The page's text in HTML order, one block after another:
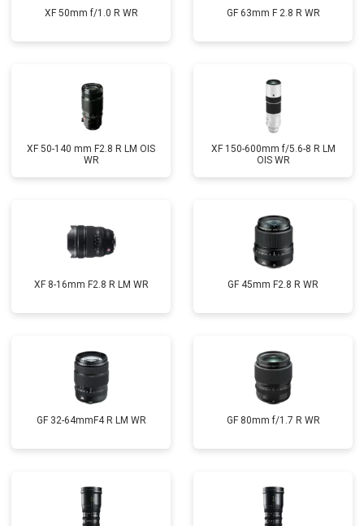
XF 50mm f/1.0 R WR GF 63mm F 2.8 R WR
XF 50-140 mm F2.8 R LM OIS
WR
XF 150-600mm f/5.6-8 R LM
OIS WR
XF 8-16mm F2.8 R LM WR GF 45mm F2.8 R WR
GF 32-64mmF4 R LM WR GF 80mm f/1.7 R WR